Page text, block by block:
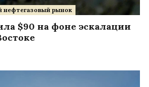
нефтегазовый рынок
$90 на фоне эскалации